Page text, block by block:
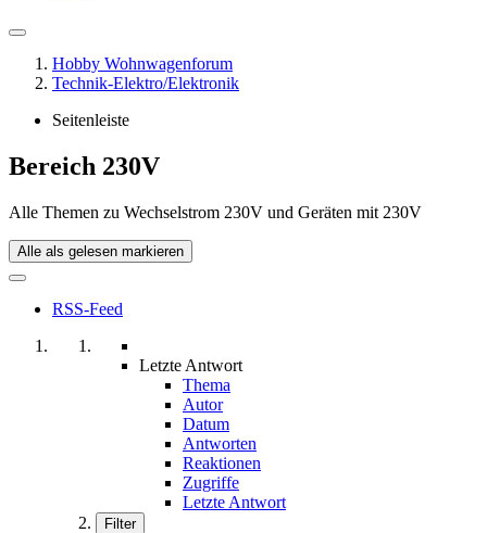
Hobby Wohnwagenforum
Technik-Elektro/Elektronik
Seitenleiste
Bereich 230V
Alle Themen zu Wechselstrom 230V und Geräten mit 230V
Alle als gelesen markieren
RSS-Feed
Letzte Antwort
Thema
Autor
Datum
Antworten
Reaktionen
Zugriffe
Letzte Antwort
Filter